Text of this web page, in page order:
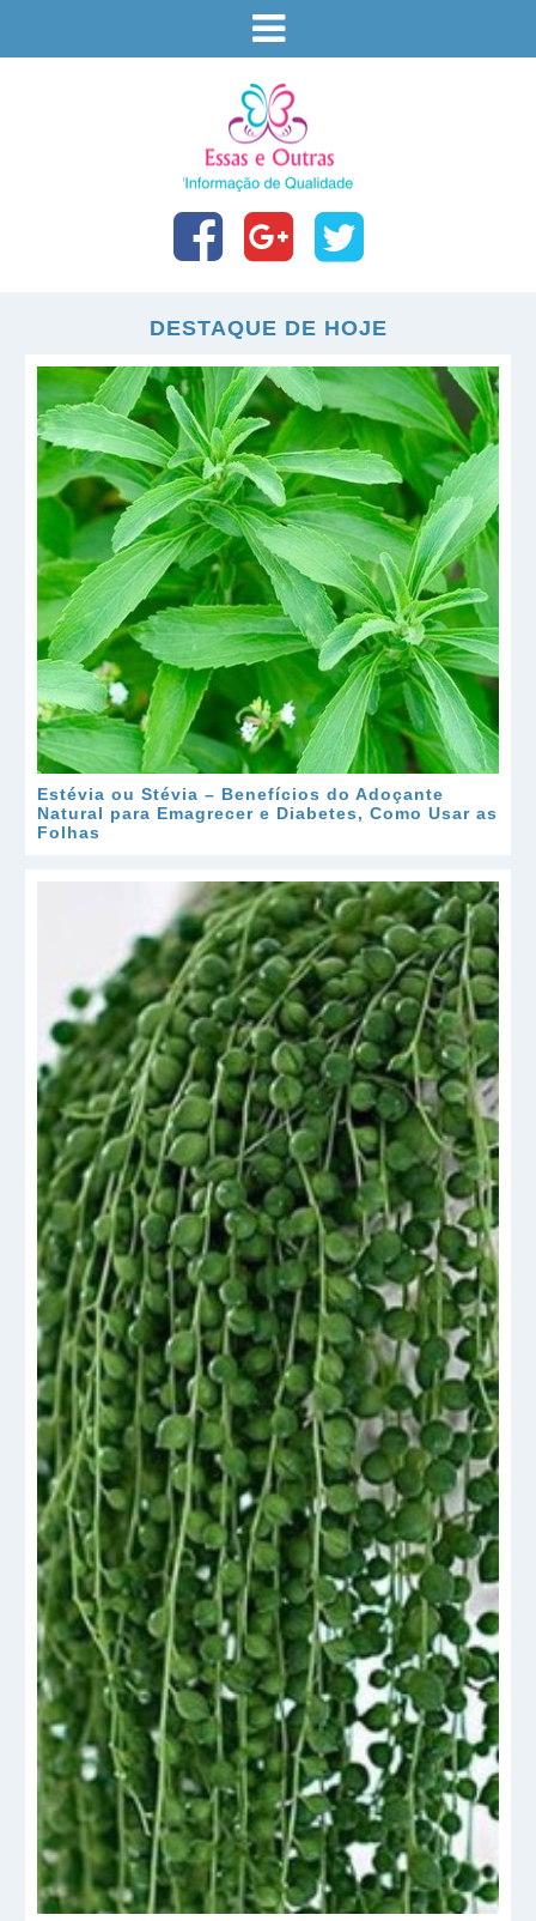
DESTAQUE DE HOJE
Estévia ou Stévia – Benefícios do Adoçante
Natural para Emagrecer e Diabetes, Como Usar as
Folhas